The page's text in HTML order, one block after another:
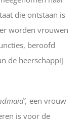
die ontstaan is
worden vrouwen
beroofd
de heerschappij
een vrouw
is voor de